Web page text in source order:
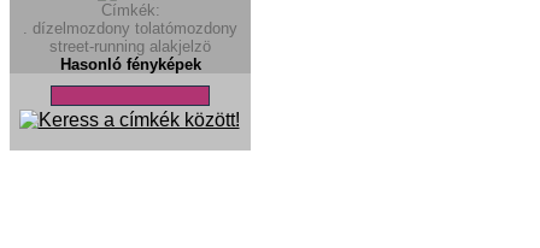
Címkék:
. dízelmozdony tolatómozdony
street-running alakjelzö
Hasonló fényképek